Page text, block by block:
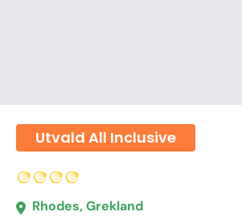
Utvald All Inclusive
Rhodes, Grekland